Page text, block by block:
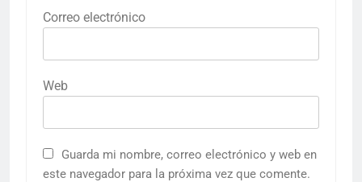
Correo electrónico
Web
Guarda mi nombre, correo electrónico y web en
este navegador para la próxima vez que comente.